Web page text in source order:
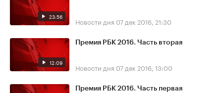
23:56 Новости дня 07 дек 2016, 21:30
12:09
Премия РБК 2016. Часть вторая
Новости дня 07 дек 2016, 13:00
Премия РБК 2016. Часть первая